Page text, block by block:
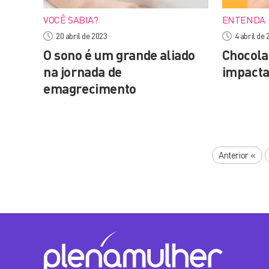
VOCÊ SABIA?
20 abril de 2023
O sono é um grande aliado
na jornada de
emagrecimento
ENTENDA
4 abril de
Anterior«